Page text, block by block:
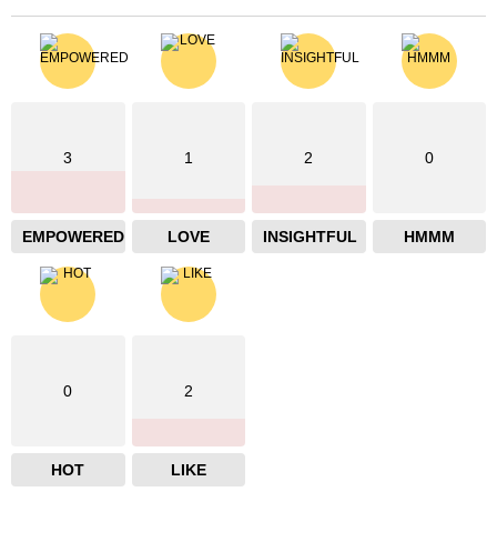
3
EMPOWERED
1
LOVE
2
INSIGHTFUL
0
HMMM
0
HOT
2
LIKE